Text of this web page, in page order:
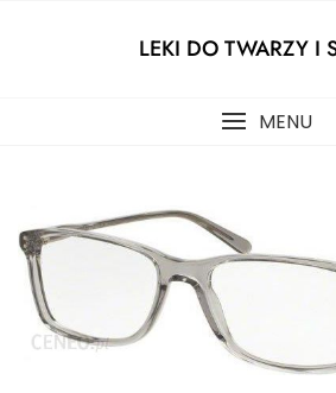
LEKI DO TWARZY I
MENU